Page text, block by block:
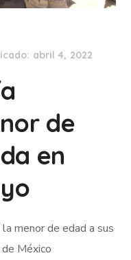
abril 4, 2022
de
en
menor de edad a sus
México